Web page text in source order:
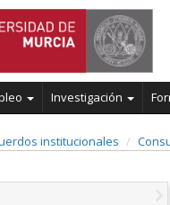
Investigación
institucionales